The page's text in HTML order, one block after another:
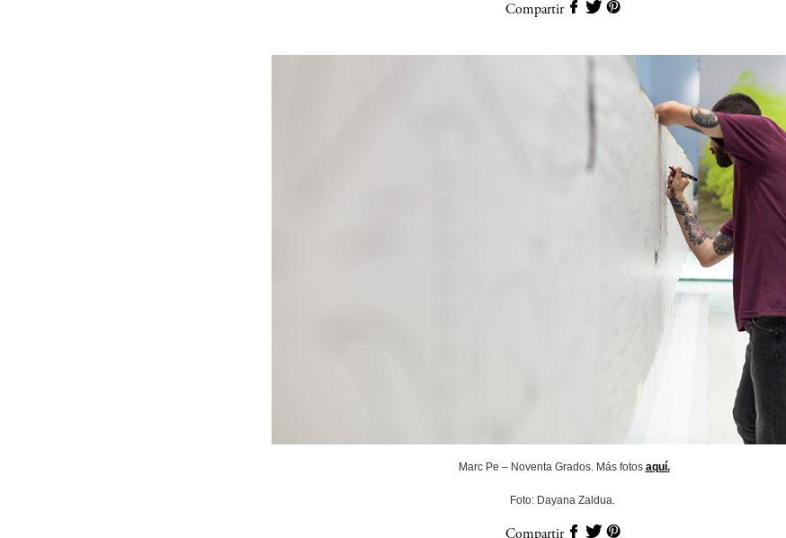
Compartir
Marc Pe – Noventa Grados. Más fotos aquí.
Foto: Dayana Zaldua.
Compartir